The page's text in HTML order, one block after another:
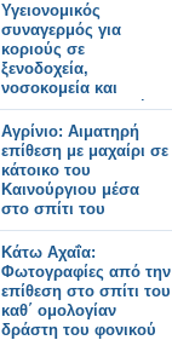
Υγειονομικός
συναγερμός για
κοριούς σε
ξενοδοχεία,
νοσοκομεία και
Airbnb στην Αττική:
Πώς μεταφέρεται το
έντομο από σπίτι σε
σπίτι (video)
Αγρίνιο: Αιματηρή
επίθεση με μαχαίρι σε
κάτοικο του
Καινούργιου μέσα
στο σπίτι του
Κάτω Αχαΐα:
Φωτογραφίες από την
επίθεση στο σπίτι του
καθ΄ ομολογίαν
δράστη του φονικού